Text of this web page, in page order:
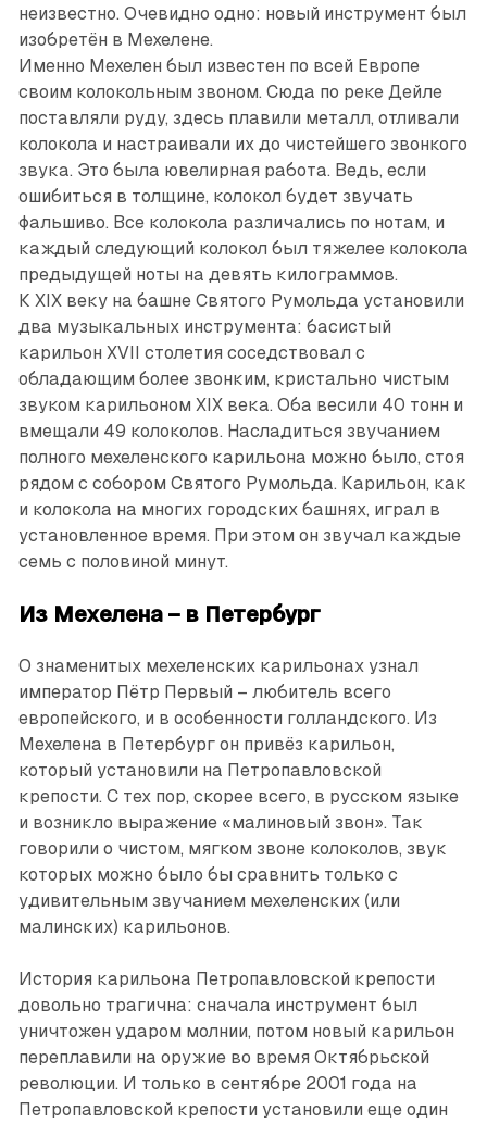
неизвестно. Очевидно одно: новый инструмент был
изобретён в Мехелене.
Именно Мехелен был известен по всей Европе
своим колокольным звоном. Сюда по реке Дейле
поставляли руду, здесь плавили металл, отливали
колокола и настраивали их до чистейшего звонкого
звука. Это была ювелирная работа. Ведь, если
ошибиться в толщине, колокол будет звучать
фальшиво. Все колокола различались по нотам, и
каждый следующий колокол был тяжелее колокола
предыдущей ноты на девять килограммов.
К XIX веку на башне Святого Румольда установили
два музыкальных инструмента: басистый
карильон XVII столетия соседствовал с
обладающим более звонким, кристально чистым
звуком карильоном XIX века. Оба весили 40 тонн и
вмещали 49 колоколов. Насладиться звучанием
полного мехеленского карильона можно было, стоя
рядом с собором Святого Румольда. Карильон, как
и колокола на многих городских башнях, играл в
установленное время. При этом он звучал каждые
семь с половиной минут.
Из Мехелена – в Петербург
О знаменитых мехеленских карильонах узнал
император Пётр Первый – любитель всего
европейского, и в особенности голландского. Из
Мехелена в Петербург он привёз карильон,
который установили на Петропавловской
крепости. С тех пор, скорее всего, в русском языке
и возникло выражение «малиновый звон». Так
говорили о чистом, мягком звоне колоколов, звук
которых можно было бы сравнить только с
удивительным звучанием мехеленских (или
малинских) карильонов.
История карильона Петропавловской крепости
довольно трагична: сначала инструмент был
уничтожен ударом молнии, потом новый карильон
переплавили на оружие во время Октябрьской
революции. И только в сентябре 2001 года на
Петропавловской крепости установили еще один